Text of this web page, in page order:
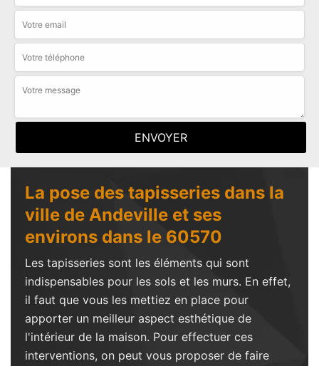
La pose des tapisseries dans la
ville de Andeville et ses
environs dans le 60570
Les tapisseries sont les éléments qui sont
indispensables pour les sols et les murs. En effet,
il faut que vous les mettiez en place pour
apporter un meilleur aspect esthétique de
l'intérieur de la maison. Pour effectuer ces
interventions, on peut vous proposer de faire